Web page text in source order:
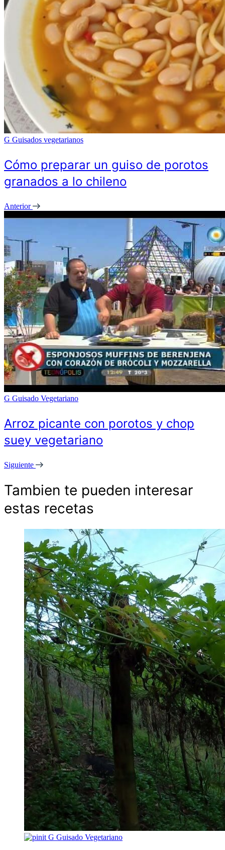
G Guisados vegetarianos
Cómo preparar un guiso de porotos
granados a lo chileno
Anterior
G Guisado Vegetariano
Arroz picante con porotos y chop
suey vegetariano
Siguiente
Tambien te pueden interesar
estas recetas
G Guisado Vegetariano